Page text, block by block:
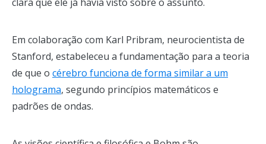
Em colaboração com Karl Pribram, neurocientista de
Stanford, estabeleceu a fundamentação para a teoria
de que o cérebro funciona de forma similar a um
holograma, segundo princípios matemáticos e
padrões de ondas.